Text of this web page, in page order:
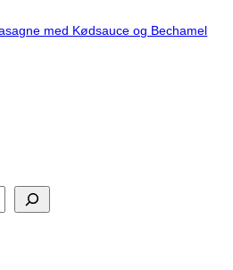
med Kødsauce og Bechamel